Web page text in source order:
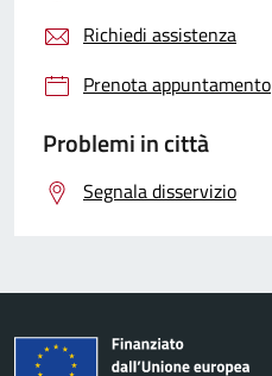
Richiedi assistenza
Prenota appuntamento
Problemi in città
Segnala disservizio